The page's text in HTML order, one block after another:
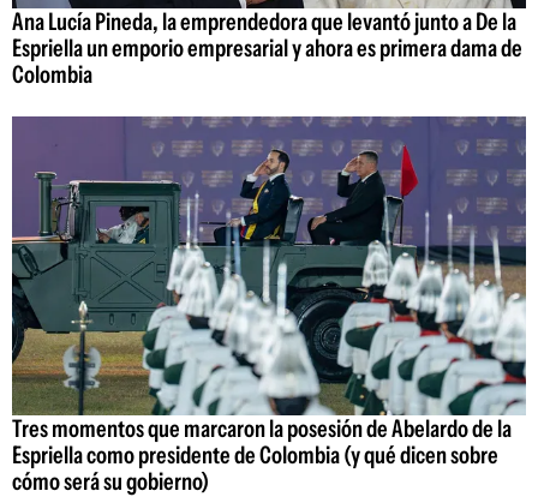
Ana Lucía Pineda, la emprendedora que levantó junto a De la
Espriella un emporio empresarial y ahora es primera dama de
Colombia
Tres momentos que marcaron la posesión de Abelardo de la
Espriella como presidente de Colombia (y qué dicen sobre
cómo será su gobierno)